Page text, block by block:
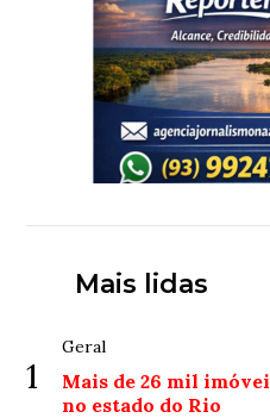
Mais lidas
1
Geral
Mais de 26 mil
no estado do Rio